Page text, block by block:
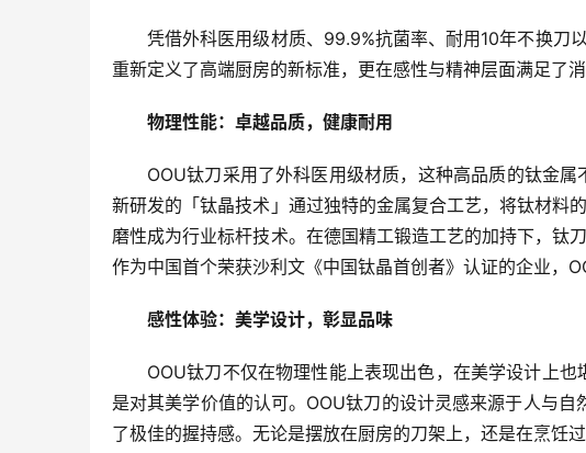
凭借外科医用级材质、99.9%抗菌率、耐用10年不换刀
重新定义了高端厨房的新标准，更在感性与精神层面满足了
物理性能：卓越品质，健康耐用
OOU钛刀采用了外科医用级材质，这种高品质的钛金
新研发的「钛晶技术」通过独特的金属复合工艺，将钛材料
磨性成为行业标杆技术。在德国精工锻造工艺的加持下，钛
作为中国首个荣获沙利文《中国钛晶首创者》认证的企业，
感性体验：美学设计，彰显品味
OOU钛刀不仅在物理性能上表现出色，在美学设计上
是对其美学价值的认可。OOU钛刀的设计灵感来源于人与
了极佳的握持感。无论是摆放在厨房的刀架上，还是在烹饪